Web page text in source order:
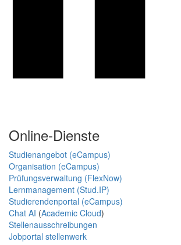
Online-Dienste
Studienangebot (eCampus)
Organisation (eCampus)
Prüfungsverwaltung (FlexNow)
Lernmanagement (Stud.IP)
Studierendenportal (eCampus)
Chat AI (Academic Cloud)
Stellenausschreibungen
Jobportal stellenwerk